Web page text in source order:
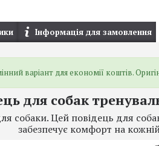
Інформація для замовлення
варіант для економії коштів.
для собак
собаки. Цей повідець для
забезпечує комфорт на